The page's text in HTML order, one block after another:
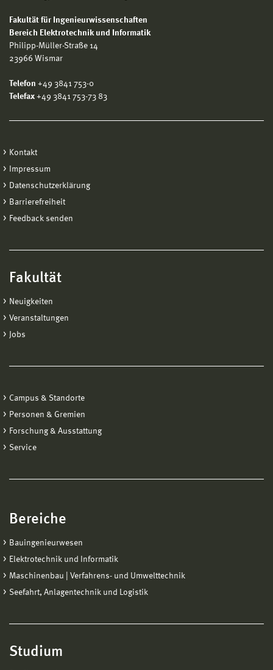
Fakultät für Ingenieurwissenschaften
Bereich Elektrotechnik und Informatik
Philipp-Müller-Straße 14
23966 Wismar
Telefon +49 3841 753-0
Telefax +49 3841 753-73 83
Kontakt
Impressum
Datenschutzerklärung
Barrierefreiheit
Feedback senden
Fakultät
Neuigkeiten
Veranstaltungen
Jobs
Campus & Standorte
Personen & Gremien
Forschung & Ausstattung
Service
Bereiche
Bauingenieurwesen
Elektrotechnik und Informatik
Maschinenbau | Verfahrens- und Umwelttechnik
Seefahrt, Anlagentechnik und Logistik
Studium